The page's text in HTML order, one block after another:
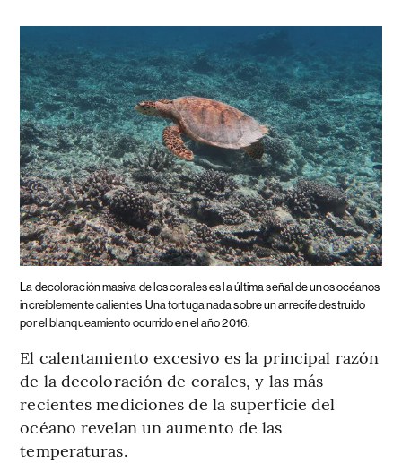
La decoloración masiva de los corales es la última señal de unos océanos
increíblemente calientes Una tortuga nada sobre un arrecife destruido
por el blanqueamiento ocurrido en el año 2016.
El calentamiento excesivo es la principal razón
de la decoloración de corales, y las más
recientes mediciones de la superficie del
océano revelan un aumento de las
temperaturas.